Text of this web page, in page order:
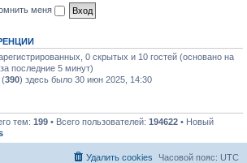
меня
0 скрытых и 10 гостей (основано на
последние 5 минут)
(390) здесь было 30 июн 2025, 14:30
тем: 199 • Всего пользователей: 194622 • Новый
Часовой пояс: UTC
Удалить cookies